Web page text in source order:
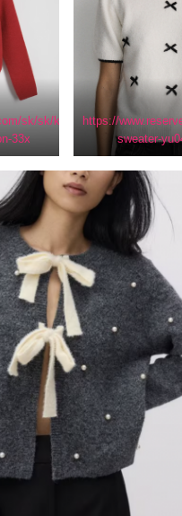
sk/sk/kardigan-
33x
https://
sweater-